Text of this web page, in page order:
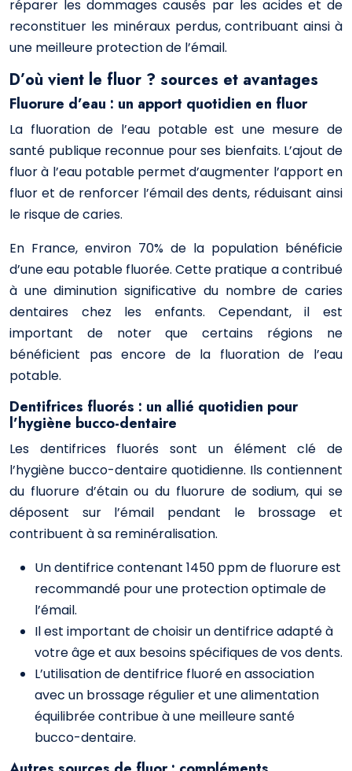
réparer les dommages causés par les acides et de
reconstituer les minéraux perdus, contribuant ainsi à
une meilleure protection de l’émail.
D’où vient le fluor ? sources et avantages
Fluorure d’eau : un apport quotidien en fluor
La fluoration de l’eau potable est une mesure de
santé publique reconnue pour ses bienfaits. L’ajout de
fluor à l’eau potable permet d’augmenter l’apport en
fluor et de renforcer l’émail des dents, réduisant ainsi
le risque de caries.
En France, environ 70% de la population bénéficie
d’une eau potable fluorée. Cette pratique a contribué
à une diminution significative du nombre de caries
dentaires chez les enfants. Cependant, il est
important de noter que certains régions ne
bénéficient pas encore de la fluoration de l’eau
potable.
Dentifrices fluorés : un allié quotidien pour
l’hygiène bucco-dentaire
Les dentifrices fluorés sont un élément clé de
l’hygiène bucco-dentaire quotidienne. Ils contiennent
du fluorure d’étain ou du fluorure de sodium, qui se
déposent sur l’émail pendant le brossage et
contribuent à sa reminéralisation.
Un dentifrice contenant 1450 ppm de fluorure est
recommandé pour une protection optimale de
l’émail.
Il est important de choisir un dentifrice adapté à
votre âge et aux besoins spécifiques de vos dents.
L’utilisation de dentifrice fluoré en association
avec un brossage régulier et une alimentation
équilibrée contribue à une meilleure santé
bucco-dentaire.